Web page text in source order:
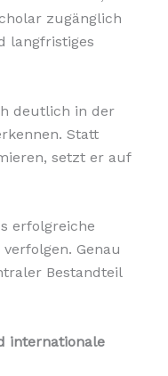
zugänglich
langfristiges
deutlich in der
Statt
setzt er auf
erfolgreiche
Genau
Bestandteil
internationale